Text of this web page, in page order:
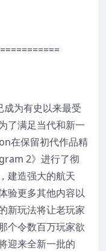
为有史以来最受
了满足当代和新一
在保留初代作品精
2》进行了彻
建造强大的航天
验更多其他内容以
新玩法将让老玩家
个令数百万玩家欲
迎来全新一批的